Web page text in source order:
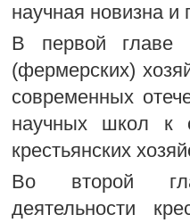
научная новизна и
В первой главе
(фермерских)
современных
научных школ к
крестьянских
Во второй
деятельности